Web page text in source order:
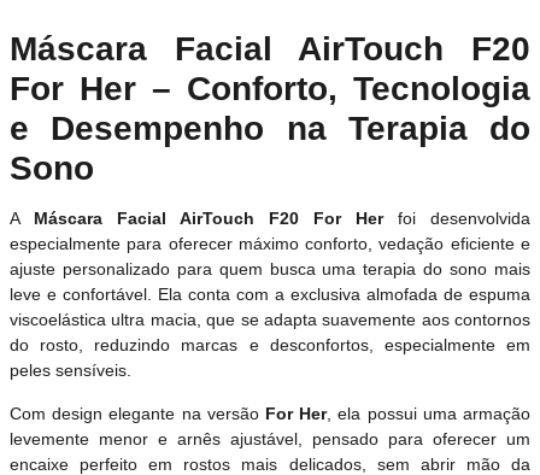
Máscara Facial AirTouch F20
For Her – Conforto, Tecnologia
e Desempenho na Terapia do
Sono
A Máscara Facial AirTouch F20 For Herfoi desenvolvida
especialmente para oferecer máximo conforto, vedação eficiente e
ajuste personalizado para quem busca uma terapia do sono mais
leve e confortável. Ela conta com a exclusiva almofada de espuma
viscoelástica ultra macia, que se adapta suavemente aos contornos
do rosto, reduzindo marcas e desconfortos, especialmente em
peles sensíveis.
Com design elegante na versão For Her, ela possui uma armação
levemente menor e arnês ajustável, pensado para oferecer um
encaixe perfeito em rostos mais delicados, sem abrir mão da